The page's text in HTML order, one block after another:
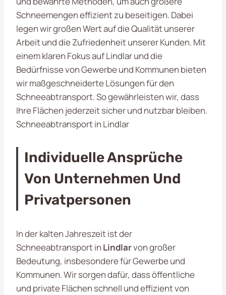
Schneemengen effizient zu beseitigen. Dabei
legen wir großen Wert auf die Qualität unserer
Arbeit und die Zufriedenheit unserer Kunden. Mit
einem klaren Fokus auf Lindlar und die
Bedürfnisse von Gewerbe und Kommunen bieten
wir maßgeschneiderte Lösungen für den
Schneeabtransport. So gewährleisten wir, dass
Ihre Flächen jederzeit sicher und nutzbar bleiben.
Schneeabtransport in Lindlar
Individuelle Ansprüche
Von Unternehmen Und
Privatpersonen
In der kalten Jahreszeit ist der
Schneeabtransport in Lindlarvon großer
Bedeutung, insbesondere für Gewerbe und
Kommunen. Wir sorgen dafür, dass öffentliche
und private Flächen schnell und effizient von